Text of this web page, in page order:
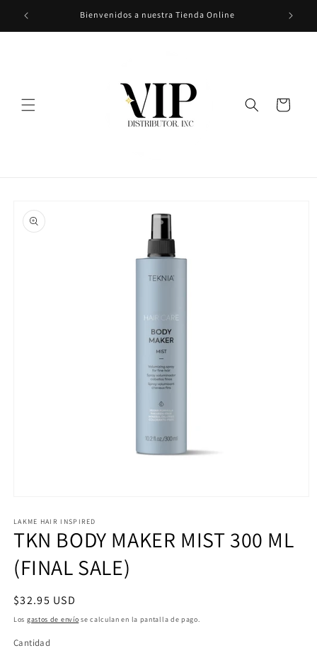
directamente
al contenido
Bienvenidos a nuestra Tienda Online
Carrito
a la
información
multimedia
1
ventana
modal
LAKME HAIR INSPIRED
TKN BODY MAKER MIST 300 ML
(FINAL SALE)
Precio
habitual
$32.95 USD
Los gastos de envío se calculan en la pantalla de pago.
Cantidad